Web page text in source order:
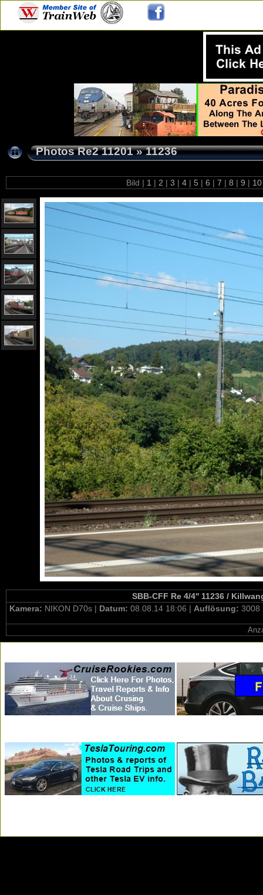
Photos Re2 11201»11236
Bild | 1 | 2 | 3 | 4 | 5 | 6 | 7 | 8 | 9 |
SBB-CFF Re 4/4'' 11236 /
Kamera: NIKON D70s | Datum: 08.08.14 18:06 | Auflösung: 3008